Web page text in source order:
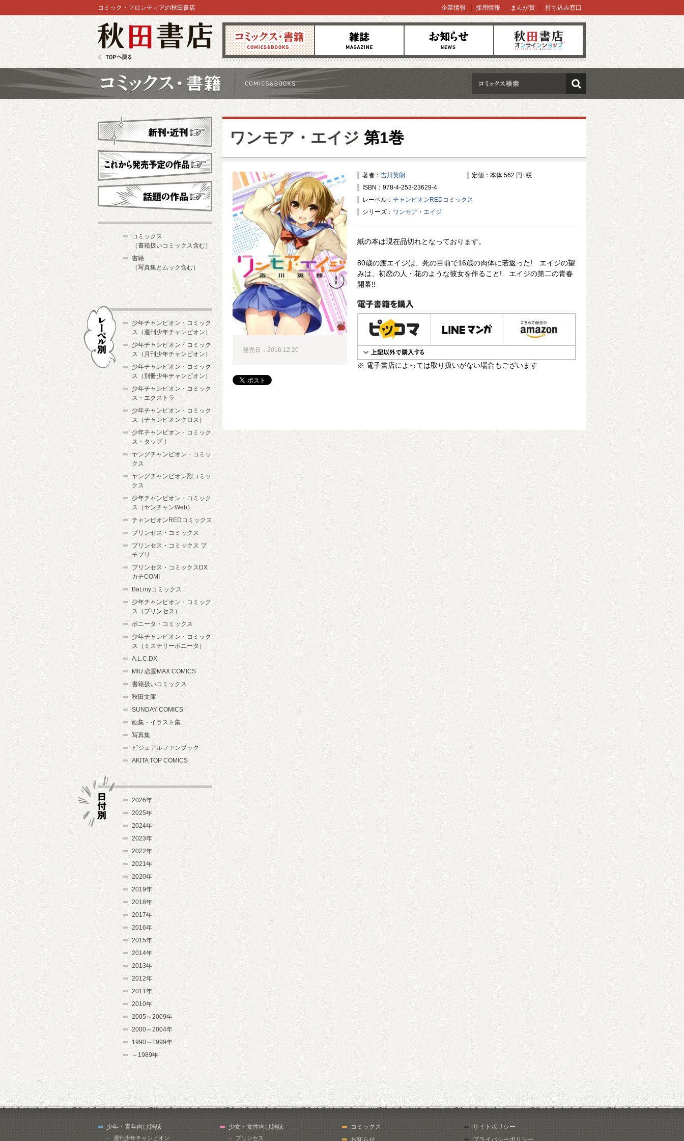
コミックス 雑誌 お知らせ オンラインショップ
コミック・フロンティアの秋田書店 企業情報 採用情報 まんが賞 持ち込み窓口
検索
ワンモア・エイジ 第1巻
著者： 吉川英朗
定価：本体 562 円+税
ISBN：978-4-253-23629-4
レーベル： チャンピオンREDコミックス
シリーズ： ワンモア・エイジ
紙の本は現在品切れとなっております。
80歳の渡エイジは、死の目前で16歳の肉体に若返った! エイジの望
みは、初恋の人・花のような彼女を作ること! エイジの第二の青春
開幕!!
電子書籍で購入
※ 電子書店によっては取り扱いがない場合もございます
発売日：2016.12.20
新刊・近刊
これから発売予定
コミックス
（書籍扱いコミックス含む）
書籍
（写真集とムック含む）
少年チャンピオン・コミック
ス（週刊少年チャンピオン）
少年チャンピオン・コミック
ス（月刊少年チャンピオン）
少年チャンピオン・コミック
ス（別冊少年チャンピオン）
少年チャンピオン・コミック
ス・エクストラ
少年チャンピオン・コミック
ス（チャンピオンクロス）
少年チャンピオン・コミック
ス・タップ！
ヤングチャンピオン・コミッ
クス
ヤングチャンピオン烈コミッ
クス
少年チャンピオン・コミック
ス（ヤンチャンWeb）
チャンピオンREDコミックス
プリンセス・コミックス
プリンセス・コミックス プ
チプリ
プリンセス・コミックスDX
カチCOMI
BaLmyコミックス
少年チャンピオン・コミック
ス（プリンセス）
ボニータ・コミックス
少年チャンピオン・コミック
ス（ミステリーボニータ）
A.L.C.DX
MIU 恋愛MAX COMICS
書籍扱いコミックス
秋田文庫
SUNDAY COMICS
画集・イラスト集
写真集
ビジュアルファンブック
AKITA TOP COMICS
2026年
2025年
2024年
2023年
2022年
2021年
2020年
2019年
2018年
2017年
2016年
2015年
2014年
2013年
2012年
2011年
2010年
2005～2009年
2000～2004年
1990～1999年
～1989年
少年・青年向け雑誌
週刊少年チャンピオン
少女・女性向け雑誌
プリンセス
コミックス
お知らせ
サイトポリシー
プライバシーポリシー